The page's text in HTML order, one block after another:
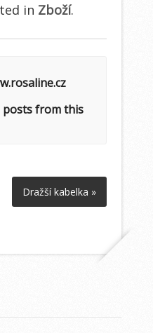
in Zboží.
posts from this
Dražší kabelka »